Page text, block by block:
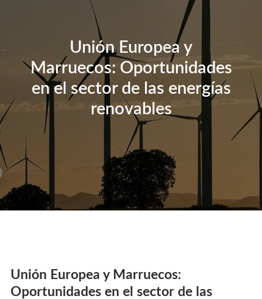
Unión Europea y
Marruecos: Oportunidades
en el sector de las energías
renovables
Unión Europea y Marruecos:
Oportunidades en el sector de las